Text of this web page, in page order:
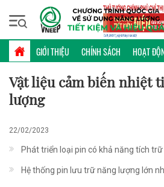
GIỚI THIỆU CHÍNH SÁCH HOẠT
Thứ hai, 10/08/2026 | 12:24 GMT+7
KHOA HỌC
Vật liệu cảm biến nhiệt
lượng
22/02/2023
Phát triển loại pin có khả năng tích
Hệ thống pin lưu trữ năng lượng lớn